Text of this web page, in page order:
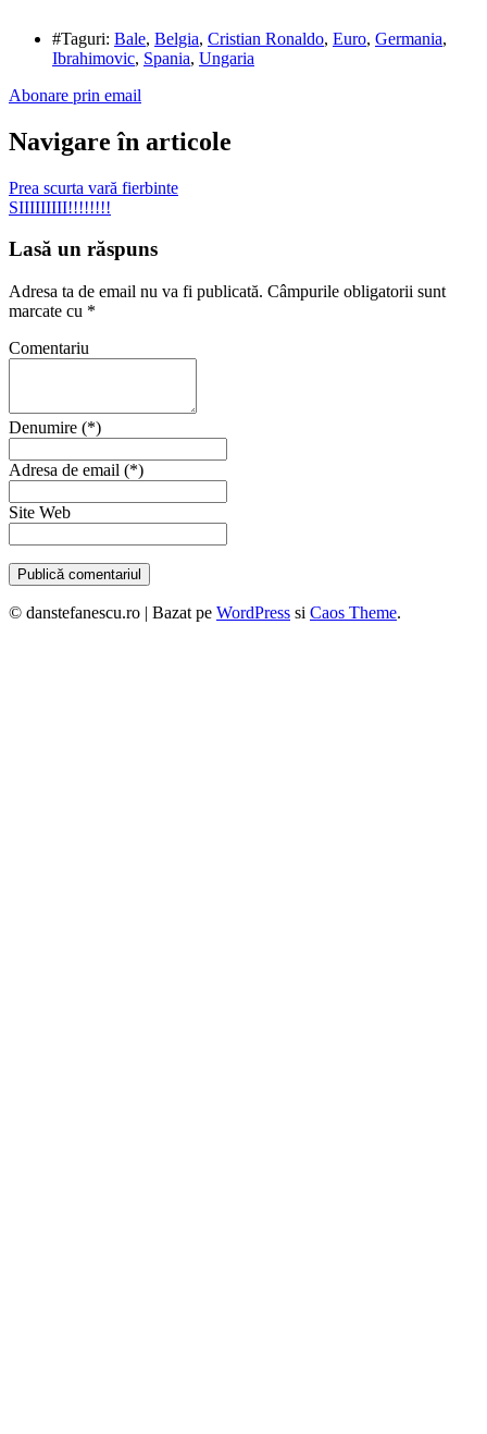
#Taguri: Bale, Belgia, Cristian Ronaldo, Euro, Germania,
Ibrahimovic, Spania, Ungaria
Abonare prin email
Navigare în articole
Prea scurta vară fierbinte
SIIIIIIIII!!!!!!!!
Lasă un răspuns
Adresa ta de email nu va fi publicată. Câmpurile obligatorii sunt
marcate cu *
Comentariu
Denumire (*)
Adresa de email (*)
Site Web
© danstefanescu.ro | Bazat pe WordPress si Caos Theme.